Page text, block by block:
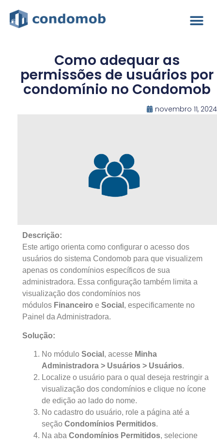
Como adequar as
permissões de usuários por
condomínio no Condomob
novembro 11, 2024
Descrição:
Este artigo orienta como configurar o acesso dos
usuários do sistema Condomob para que visualizem
apenas os condomínios específicos de sua
administradora. Essa configuração também limita a
visualização dos condomínios nos
módulos Financeiro e Social , especificamente no
Painel da Administradora.
Solução:
No módulo Social , acesse Minha
Administradora > Usuários > Usuários.
Localize o usuário para o qual deseja restringir a
visualização dos condomínios e clique no ícone
de edição ao lado do nome.
No cadastro do usuário, role a página até a
seção Condomínios Permitidos.
Na aba Condomínios Permitidos, selecione